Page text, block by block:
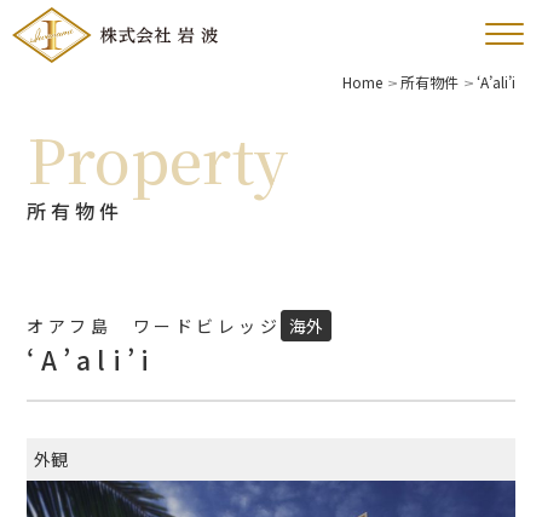
Home 所有物件 ‘A’ali’i
Property
所有物件
‘A’ali’i
オアフ島 ワードビレッジ 海外
外観